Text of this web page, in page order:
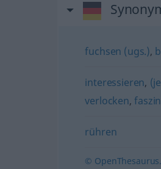
fuchsen (ugs.),
interessieren,
verlocken,
rühren
©